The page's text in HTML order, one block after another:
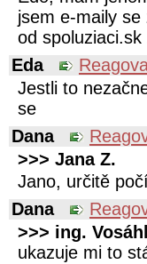
jsem e-maily se
od
Eda
Jestli to
se
Dana
>>> Jana Z.
Jano, určitě
Dana
>>> ing.
ukazuje mi to